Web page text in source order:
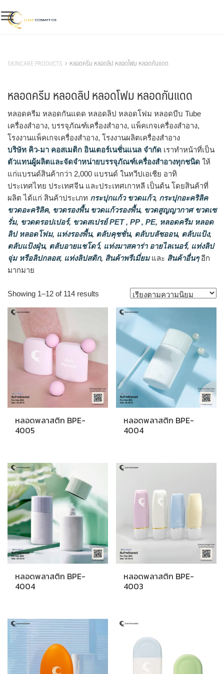
to
content
SKINCARE PRODUCTS หลอดครีม หลอดลิป หลอดโฟม หลอดกันแดด
หลอดครีม หลอดลิป หลอดโฟม หลอดกันแดด
หลอดครีม หลอดกันแดด หลอดลิป หลอดโฟม หลอดบีบ Tube
เครื่องสำอาง, บรรจุภัณฑ์เครื่องสำอาง, แพ็คเกจเครื่องสำอาง,
โรงงานแพ็คเกจเครื่องสำอาง, โรงงานผลิตเครื่องสำอาง
บริษัท คิว-มา คอสเมติก อินเตอร์เนชั่นแนล จำกัด เราทำหน้าที่เป็น
ตัวแทนผู้ผลิตและจัดจำหน่ายบรรจุภัณฑ์เครื่องสำอางทุกชนิด ให้
แก่แบรนด์สินค้ากว่า 2,000 แบรนด์ ในทวีปเอเชีย อาทิ
ประเทศไทย ประเทศจีน และประเทศเกาหลี เป็นต้น โดยสินค้าที่
ผลิต ได้แก่ สินค้าประเภท กระปุกแก้ว ขวดแก้ว, กระปุกอะคริลิค
ขวดอะคริลิค, ขวดรองพื้น ขวดแก้วรองพื้น, ขวดสูญญากาศ ขวดเซ
รั่ม, ขวดดรอปเปอร์, ขวดสเปรย์ PET , PP , PE, หลอดครีม หลอด
ลิป หลอดโฟม, แท่งรองพื้น, ตลับคุชชั่น, ตลับบลัชออน, ตลับแป้ง,
ตลับแป้งฝุ่น, ตลับอายแชโดว์, แท่งมาสคาร่า อายไลเนอร์, แท่งลิป
จุ่ม หรือลิปกลอส, แท่งลิปสติก, สินค้าพรีเมี่ยมและ สินค้าอื่นๆอีก
มากมาย
Showing 1–12 of 114 results
popularity
หลอดพลาสติก BPE-
4005
หลอดพลาสติก BPE-
4004
หลอดพลาสติก BPE-
4004
หลอดพลาสติก BPE-
4003